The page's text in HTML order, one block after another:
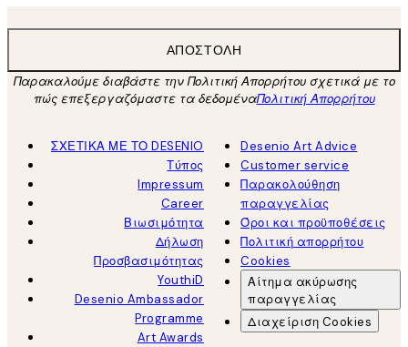
ΑΠΟΣΤΟΛΉ
Παρακαλούμε διαβάστε την Πολιτική Απορρήτου σχετικά με το
πώς επεξεργαζόμαστε τα δεδομέναΠολιτική Απορρήτου
ΣΧΕΤΙΚΑ ΜΕ ΤΟ DESENIO
Τύπος
Impressum
Career
Βιωσιμότητα
Δήλωση
Προσβασιμότητας
YouthiD
Desenio Ambassador
Programme
Art Awards
Desenio Art Advice
Customer service
Παρακολούθηση
παραγγελίας
Όροι και προϋποθέσεις
Πολιτική απορρήτου
Cookies
Αίτημα ακύρωσης
παραγγελίας
Διαχείριση Cookies